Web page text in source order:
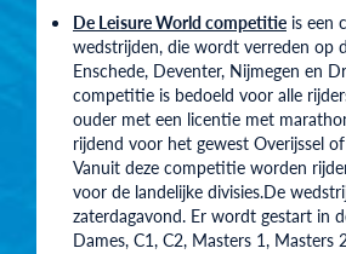
De Leisure World competitie is een
wedstrijden, die wordt verreden op
Enschede, Deventer, Nijmegen en
competitie is bedoeld voor alle
ouder met een licentie met
rijdend voor het gewest Overijssel
Vanuit deze competitie worden
voor de landelijke divisies.De
zaterdagavond. Er wordt gestart in
Dames, C1, C2, Masters 1, Masters